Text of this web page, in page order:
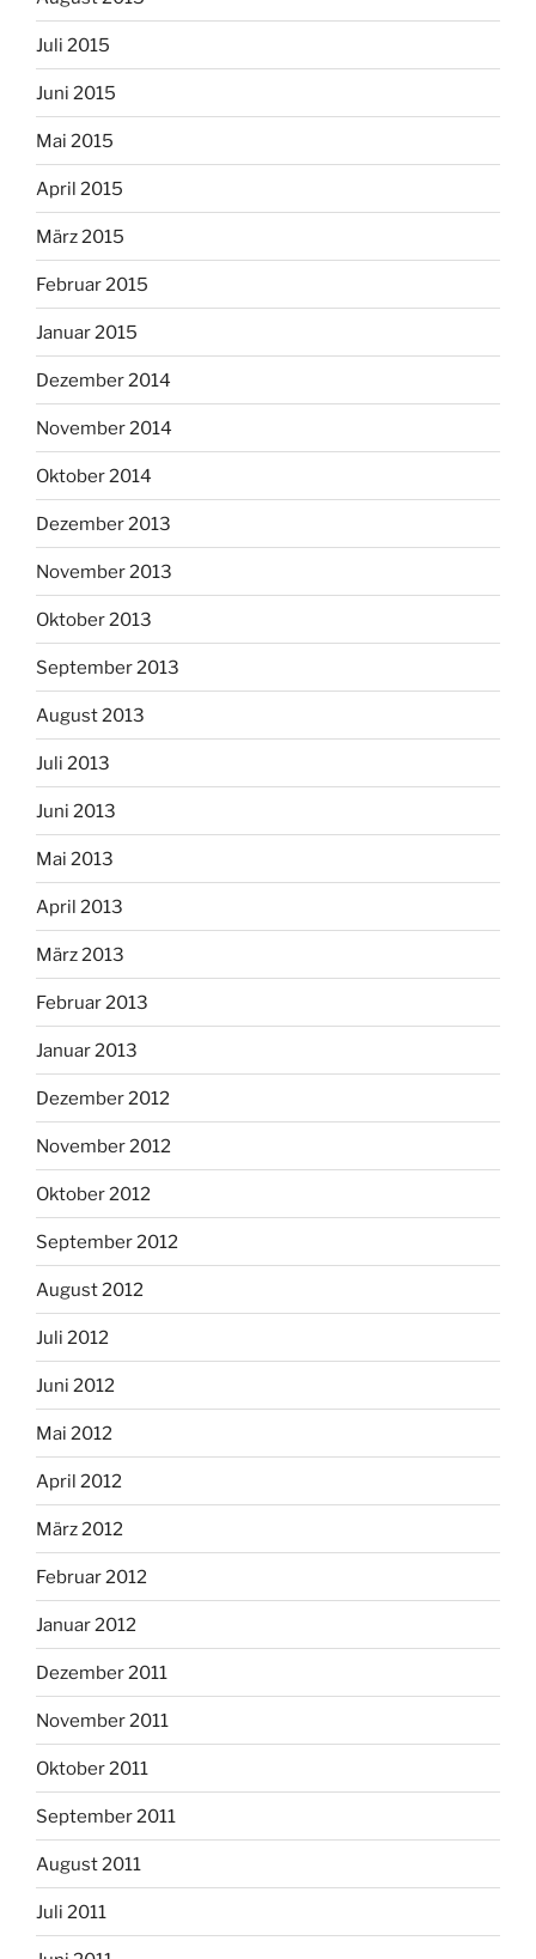
Juli 2015
Juni 2015
Mai 2015
April 2015
März 2015
Februar 2015
Januar 2015
Dezember 2014
November 2014
Oktober 2014
Dezember 2013
November 2013
Oktober 2013
September 2013
August 2013
Juli 2013
Juni 2013
Mai 2013
April 2013
März 2013
Februar 2013
Januar 2013
Dezember 2012
November 2012
Oktober 2012
September 2012
August 2012
Juli 2012
Juni 2012
Mai 2012
April 2012
März 2012
Februar 2012
Januar 2012
Dezember 2011
November 2011
Oktober 2011
September 2011
August 2011
Juli 2011